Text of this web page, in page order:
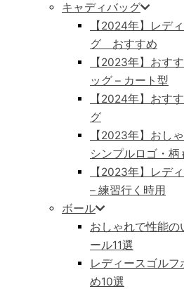
キャディバッグ
【2024年】レデ
グ おすすめ
【2023年】おす
ッグ – カート型
【2024年】おす
グ
【2023年】おし
シンプルロゴ・柄
【2023年】レデ
– 練習行く時用
ボール
おしゃれで性能の
ール11選
レディースゴルフ
め10選